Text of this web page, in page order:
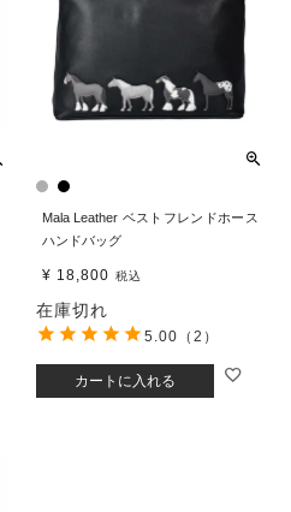
Mala Leather ベストフレンドホース
ハンドバッグ
¥ 18,800 税込
在庫切れ
カートに入れる
5.00 （2）